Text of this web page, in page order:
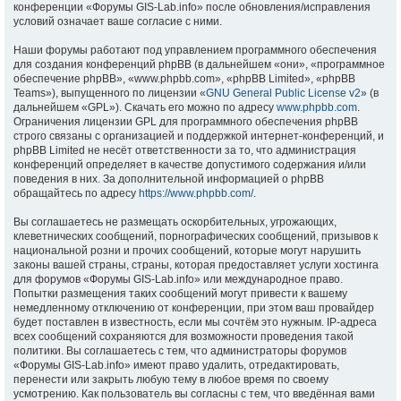
конференции «Форумы GIS-Lab.info» после обновления/исправления
условий означает ваше согласие с ними.
Наши форумы работают под управлением программного обеспечения
для создания конференций phpBB (в дальнейшем «они», «программное
обеспечение phpBB», «www.phpbb.com», «phpBB Limited», «phpBB
Teams»), выпущенного по лицензии «GNU General Public License v2» (в
дальнейшем «GPL»). Скачать его можно по адресу www.phpbb.com.
Ограничения лицензии GPL для программного обеспечения phpBB
строго связаны с организацией и поддержкой интернет-конференций, и
phpBB Limited не несёт ответственности за то, что администрация
конференций определяет в качестве допустимого содержания и/или
поведения в них. За дополнительной информацией о phpBB
обращайтесь по адресу https://www.phpbb.com/.
Вы соглашаетесь не размещать оскорбительных, угрожающих,
клеветнических сообщений, порнографических сообщений, призывов к
национальной розни и прочих сообщений, которые могут нарушить
законы вашей страны, страны, которая предоставляет услуги хостинга
для форумов «Форумы GIS-Lab.info» или международное право.
Попытки размещения таких сообщений могут привести к вашему
немедленному отключению от конференции, при этом ваш провайдер
будет поставлен в известность, если мы сочтём это нужным. IP-адреса
всех сообщений сохраняются для возможности проведения такой
политики. Вы соглашаетесь с тем, что администраторы форумов
«Форумы GIS-Lab.info» имеют право удалить, отредактировать,
перенести или закрыть любую тему в любое время по своему
усмотрению. Как пользователь вы согласны с тем, что введённая вами